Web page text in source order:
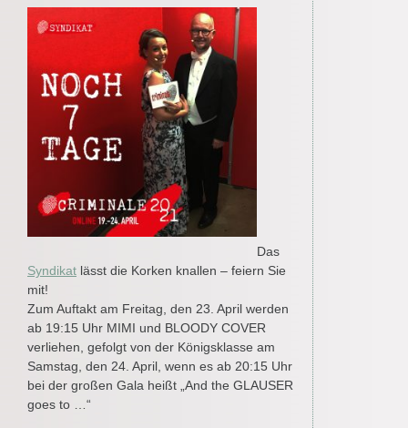
Das
Syndikat lässt die Korken knallen – feiern Sie
mit!
Zum Auftakt am Freitag, den 23. April werden
ab 19:15 Uhr MIMI und BLOODY COVER
verliehen, gefolgt von der Königsklasse am
Samstag, den 24. April, wenn es ab 20:15 Uhr
bei der großen Gala heißt „And the GLAUSER
goes to …“